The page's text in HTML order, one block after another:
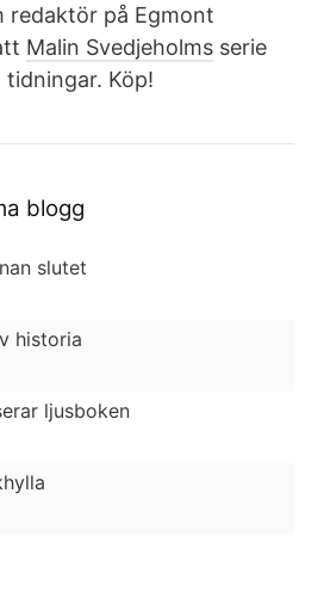
redaktör på Egmont
Malin Svedjeholms serie
tidningar. Köp!
blogg
slutet
historia
ljusboken